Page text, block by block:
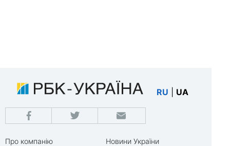
RU UA
Про компанію
Новини України